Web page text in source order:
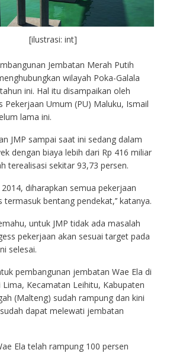
[ilustrasi: int]
Jembatan Merah Putih
wilayah Poka-Galala
ini. Hal itu disampaikan oleh
Pekerjaan Umum (PU) Maluku, Ismail
lama ini.
JMP sampai saat ini sedang dalam
dengan biaya lebih dari Rp 416 miliar
terealisasi sekitar 93,73 persen.
2014, diharapkan semua pekerjaan
termasuk bentang pendekat,’’ katanya.
untuk JMP tidak ada masalah
pekerjaan akan sesuai target pada
selesai.
pembangunan jembatan Wae Ela di
Lima, Kecamatan Leihitu, Kabupaten
(Malteng) sudah rampung dan kini
dapat melewati jembatan
Ela telah rampung 100 persen